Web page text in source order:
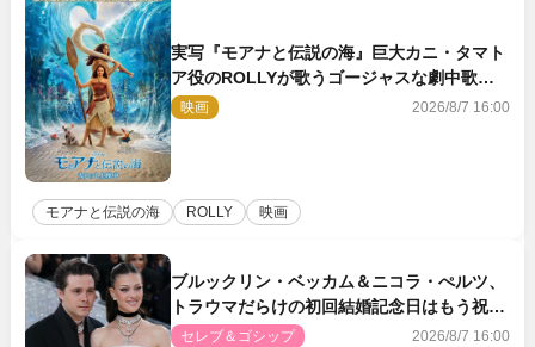
実写『モアナと伝説の海』巨大カニ・タマト
ア役のROLLYが歌うゴージャスな劇中歌
「シャイニー」本編映像解禁
映画 2026/8/7 16:00
モアナと伝説の海 ROLLY 映画
ブルックリン・ベッカム＆ニコラ・ぺルツ、
トラウマだらけの初回結婚記念日はもう祝わ
ない
セレブ＆ゴシップ 2026/8/7 16:00